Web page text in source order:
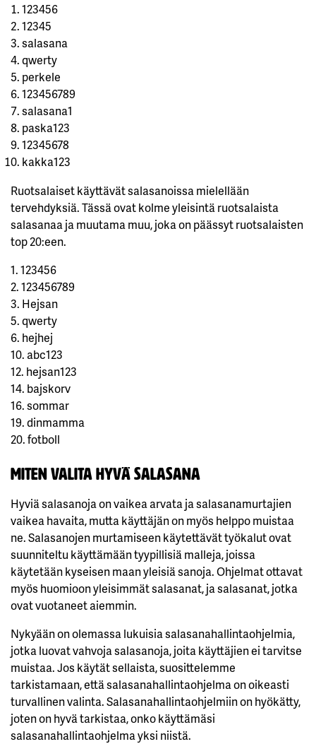
123456
12345
salasana
qwerty
perkele
123456789
salasana1
paska123
12345678
kakka123
Ruotsalaiset käyttävät salasanoissa mielellään
tervehdyksiä. Tässä ovat kolme yleisintä ruotsalaista
salasanaa ja muutama muu, joka on päässyt ruotsalaisten
top 20:een.
1. 123456
2. 123456789
3. Hejsan
5. qwerty
6. hejhej
10. abc123
12. hejsan123
14. bajskorv
16. sommar
19. dinmamma
20. fotboll
Miten valita hyvä salasana
Hyviä salasanoja on vaikea arvata ja salasanamurtajien
vaikea havaita, mutta käyttäjän on myös helppo muistaa
ne. Salasanojen murtamiseen käytettävät työkalut ovat
suunniteltu käyttämään tyypillisiä malleja, joissa
käytetään kyseisen maan yleisiä sanoja. Ohjelmat ottavat
myös huomioon yleisimmät salasanat, ja salasanat, jotka
ovat vuotaneet aiemmin.
Nykyään on olemassa lukuisia salasanahallintaohjelmia,
jotka luovat vahvoja salasanoja, joita käyttäjien ei tarvitse
muistaa. Jos käytät sellaista, suosittelemme
tarkistamaan, että salasanahallintaohjelma on oikeasti
turvallinen valinta. Salasanahallintaohjelmiin on hyökätty,
joten on hyvä tarkistaa, onko käyttämäsi
salasanahallintaohjelma yksi niistä.